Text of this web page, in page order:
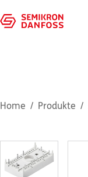
Home Produkte